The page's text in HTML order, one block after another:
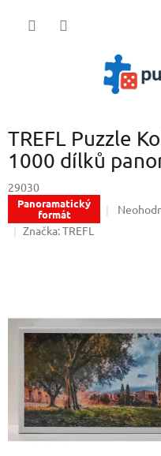
TREFL Puzzle
1000 dílků
29030
Panoramatický
formát
Značka:TREFL